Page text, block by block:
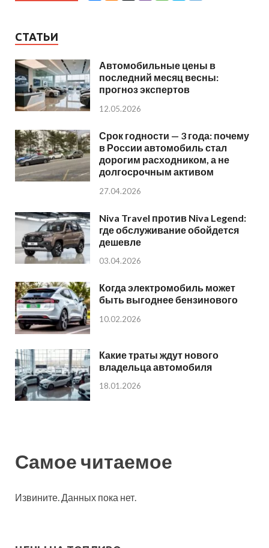
СТАТЬИ
Автомобильные цены в
последний месяц весны:
прогноз экспертов
12.05.2026
Срок годности — 3 года: почему
в России автомобиль стал
дорогим расходником, а не
долгосрочным активом
27.04.2026
Niva Travel против Niva Legend:
где обслуживание обойдется
дешевле
03.04.2026
Когда электромобиль может
быть выгоднее бензинового
10.02.2026
Какие траты ждут нового
владельца автомобиля
18.01.2026
Самое читаемое
Извините. Данных пока нет.